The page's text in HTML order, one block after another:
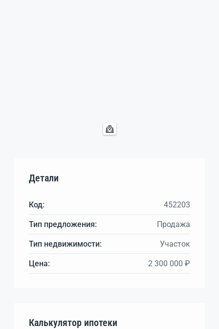
Детали
Код: 452203
Тип предложения: Продажа
Тип недвижимости: Участок
Цена: 2 300 000 ₽
Калькулятор ипотеки